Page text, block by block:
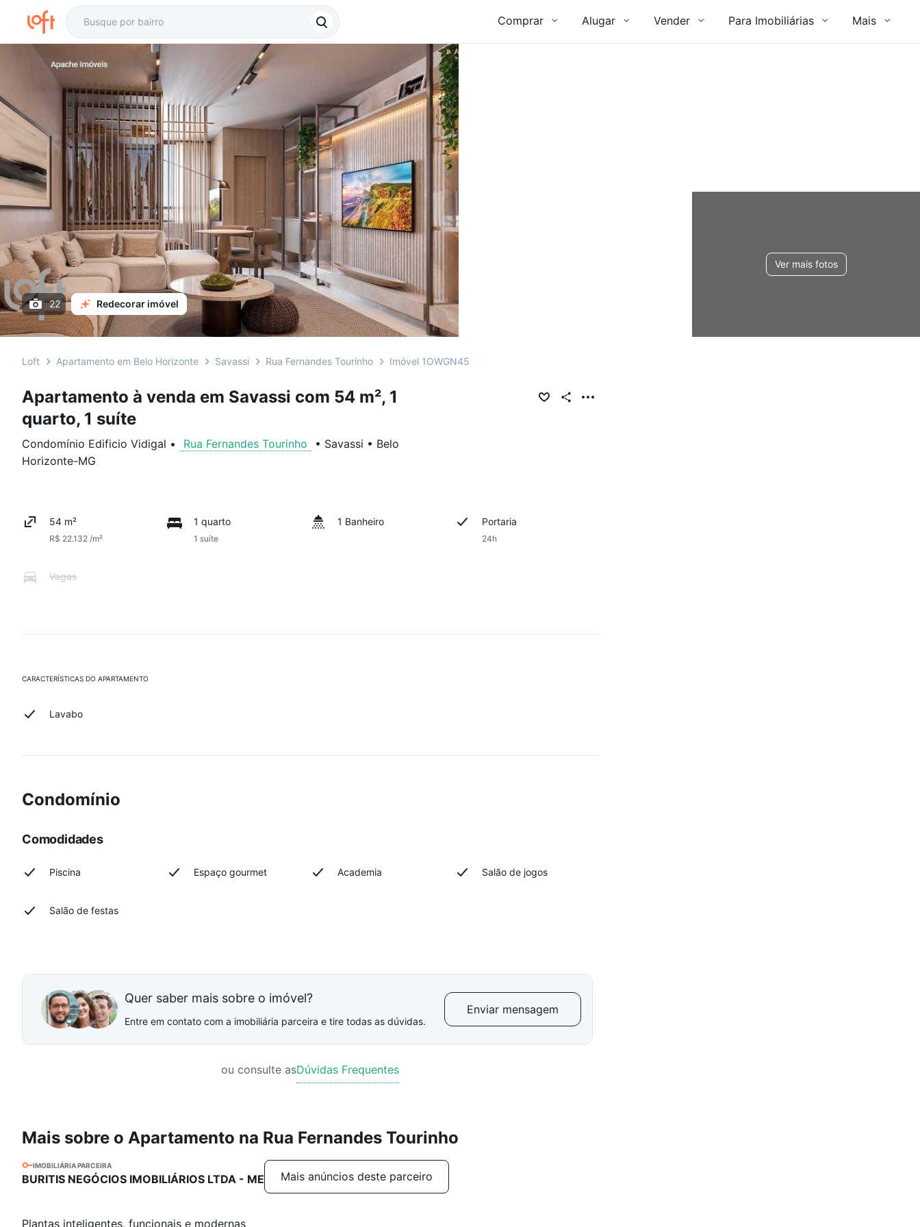
Comprar Alugar Vender Para Imobiliárias Mais
Ver mais fotos
22 Redecorar imóvel
Loft Apartamento em Belo Horizonte Savassi Rua Fernandes Tourinho Imóvel 1OWGN45
Apartamento à venda em Savassi com 54 m², 1
quarto, 1 suíte
Condomínio Edificio Vidigal • Rua Fernandes Tourinho • Savassi • Belo
Horizonte-MG
54 m²
R$ 22.132 /m²
1 quarto
1 suíte
1 Banheiro Portaria
24h
Vagas
CARACTERÍSTICAS DO APARTAMENTO
Lavabo
Condomínio
Comodidades
Piscina Espaço gourmet Academia Salão de jogos
Salão de festas
Quer saber mais sobre o imóvel?
Entre em contato com a imobiliária parceira e tire todas as dúvidas.
Enviar mensagem
ou consulte asDúvidas Frequentes
Mais sobre o Apartamento na Rua Fernandes Tourinho
IMOBILIÁRIA PARCEIRA
BURITIS NEGÓCIOS IMOBILIÁRIOS LTDA - ME Mais anúncios deste parceiro
Plantas inteligentes, funcionais e modernas